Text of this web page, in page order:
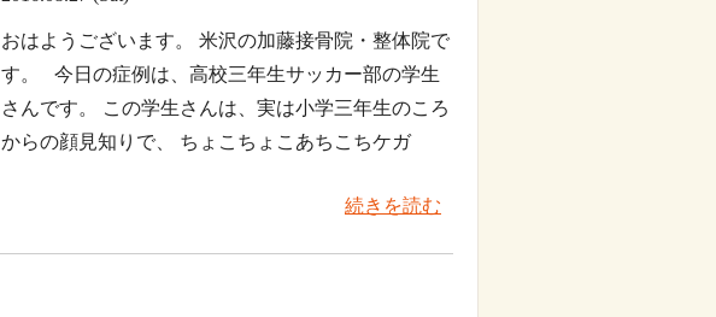
おはようございます。 米沢の加藤接骨院・整体院で
す。 今日の症例は、高校三年生サッカー部の学生
さんです。 この学生さんは、実は小学三年生のころ
からの顔見知りで、 ちょこちょこあちこちケガ
続きを読む